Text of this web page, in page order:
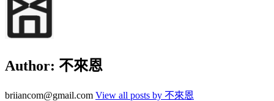
Author: 不來恩
briiancom@gmail.com View all posts by 不來恩